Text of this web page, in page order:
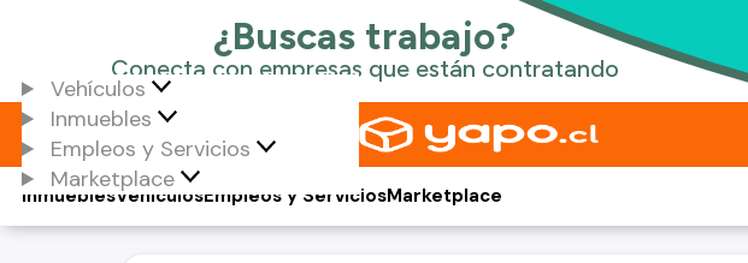
Vehículos
Inmuebles
Empleos y Servicios
Marketplace
Vehículos
Inmuebles Empleos y ServiciosMarketplace